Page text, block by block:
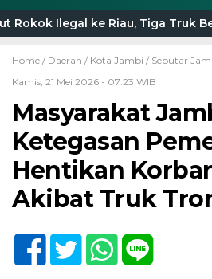
Rokok Ilegal ke Riau, Tiga Truk
Home / Daerah / Kota Jambi / Seputar
Kamis, 21 Mei 2026 - 07:23 WIB
Masyarakat
Ketegasan
Hentikan
Akibat Truk